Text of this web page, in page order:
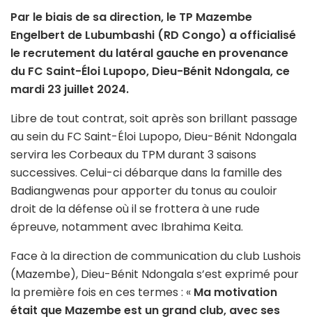
Par le biais de sa direction, le TP Mazembe
Engelbert de Lubumbashi (RD Congo) a officialisé
le recrutement du latéral gauche en provenance
du FC Saint-Éloi Lupopo, Dieu-Bénit Ndongala, ce
mardi 23 juillet 2024.
Libre de tout contrat, soit après son brillant passage
au sein du FC Saint-Éloi Lupopo, Dieu-Bénit Ndongala
servira les Corbeaux du TPM durant 3 saisons
successives. Celui-ci débarque dans la famille des
Badiangwenas pour apporter du tonus au couloir
droit de la défense où il se frottera à une rude
épreuve, notamment avec Ibrahima Keita.
Face à la direction de communication du club Lushois
(Mazembe), Dieu-Bénit Ndongala s’est exprimé pour
la première fois en ces termes : « Ma motivation
était que Mazembe est un grand club, avec ses